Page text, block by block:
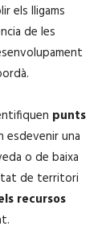
els lligams
de les
punts
esdevenir una
o de baixa
de territori
recursos